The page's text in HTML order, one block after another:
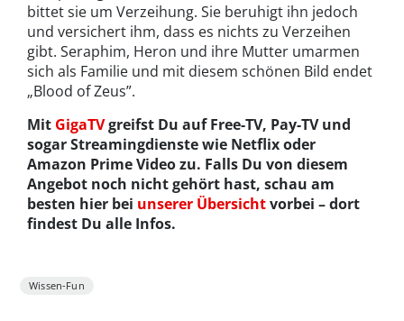
bittet sie um Verzeihung. Sie beruhigt ihn jedoch
und versichert ihm, dass es nichts zu Verzeihen
gibt. Seraphim, Heron und ihre Mutter umarmen
sich als Familie und mit diesem schönen Bild endet
„Blood of Zeus”.
Mit GigaTVgreifst Du auf Free-TV, Pay-TV und
sogar Streamingdienste wie Netflix oder
Amazon Prime Video zu. Falls Du von diesem
Angebot noch nicht gehört hast, schau am
besten hier bei unserer Übersichtvorbei – dort
findest Du alle Infos.
Wissen-Fun